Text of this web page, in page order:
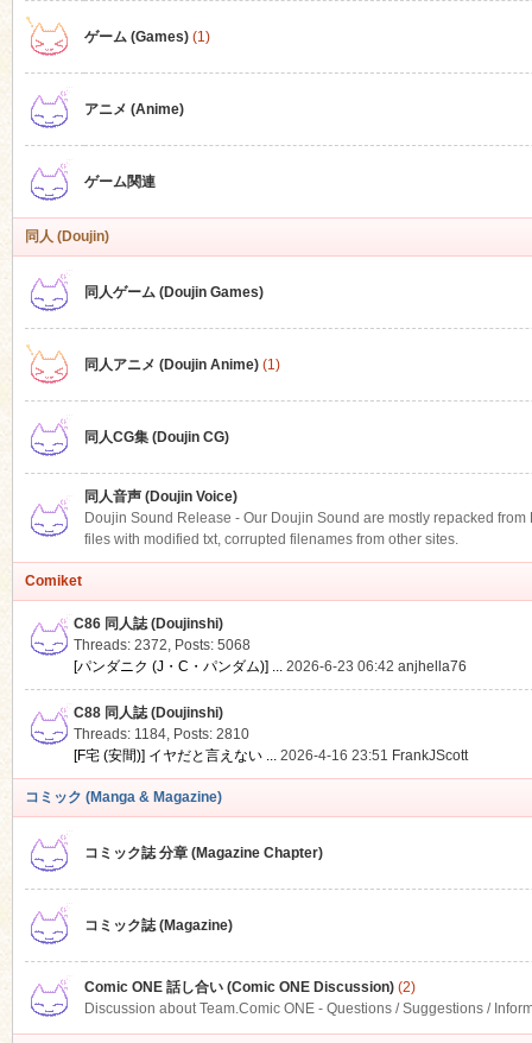
ゲーム (Games)(1)
アニメ (Anime)
ゲーム関連
同人 (Doujin)
同人ゲーム (Doujin Games)
同人アニメ (Doujin Anime)(1)
同人CG集 (Doujin CG)
同人音声 (Doujin Voice)
Doujin Sound Release - Our Doujin Sound are mostly repacked
files with modified txt, corrupted filenames from other sites.
Comiket
C86 同人誌 (Doujinshi)
Threads: 2372, Posts: 5068
[パンダニク (J・C・パンダム)] ... 2026-6-23 06:42 anjhella76
C88 同人誌 (Doujinshi)
Threads: 1184, Posts: 2810
[F宅 (安間)] イヤだと言えない ... 2026-4-16 23:51 FrankJScott
コミック (Manga & Magazine)
コミック誌 分章 (Magazine Chapter)
コミック誌 (Magazine)
Comic ONE 話し合い (Comic ONE Discussion)(2)
Discussion about Team.Comic ONE - Questions / Suggestions /